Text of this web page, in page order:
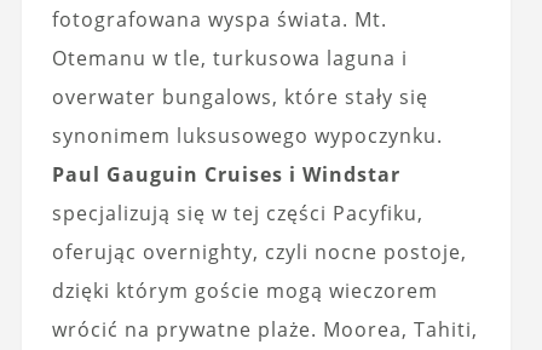
fotografowana wyspa świata. Mt.
Otemanu w tle, turkusowa laguna i
overwater bungalows, które stały się
synonimem luksusowego wypoczynku.
Paul Gauguin Cruises i Windstar
specjalizują się w tej części Pacyfiku,
oferując overnighty, czyli nocne postoje,
dzięki którym goście mogą wieczorem
wrócić na prywatne plaże. Moorea, Tahiti,